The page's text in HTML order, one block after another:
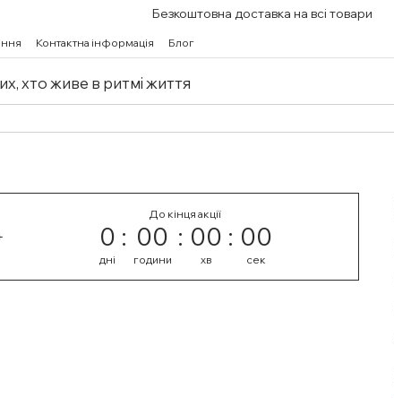
Безкоштовна доставка на всі товари
Контактна інформація Блог
хто живе в ритмі життя
До кінця акції
0
дні
00
години
00
хв
00
сек